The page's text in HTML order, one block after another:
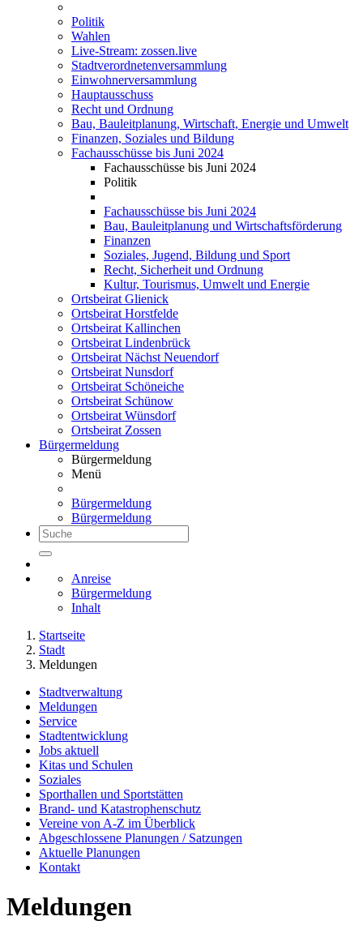
Politik
Wahlen
Live-Stream: zossen.live
Stadtverordnetenversammlung
Einwohnerversammlung
Hauptausschuss
Recht und Ordnung
Bau, Bauleitplanung, Wirtschaft, Energie und Umwelt
Finanzen, Soziales und Bildung
Fachausschüsse bis Juni 2024
Fachausschüsse bis Juni 2024
Politik
Fachausschüsse bis Juni 2024
Bau, Bauleitplanung und Wirtschaftsförderung
Finanzen
Soziales, Jugend, Bildung und Sport
Recht, Sicherheit und Ordnung
Kultur, Tourismus, Umwelt und Energie
Ortsbeirat Glienick
Ortsbeirat Horstfelde
Ortsbeirat Kallinchen
Ortsbeirat Lindenbrück
Ortsbeirat Nächst Neuendorf
Ortsbeirat Nunsdorf
Ortsbeirat Schöneiche
Ortsbeirat Schünow
Ortsbeirat Wünsdorf
Ortsbeirat Zossen
Bürgermeldung
Bürgermeldung
Menü
Bürgermeldung
Bürgermeldung
Anreise
Bürgermeldung
Inhalt
Startseite
Stadt
Meldungen
Stadtverwaltung
Meldungen
Service
Stadtentwicklung
Jobs aktuell
Kitas und Schulen
Soziales
Sporthallen und Sportstätten
Brand- und Katastrophenschutz
Vereine von A-Z im Überblick
Abgeschlossene Planungen / Satzungen
Aktuelle Planungen
Kontakt
Meldungen